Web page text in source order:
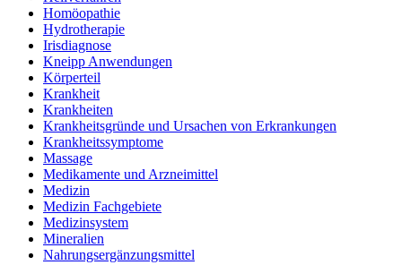
Homöopathie
Hydrotherapie
Irisdiagnose
Kneipp Anwendungen
Körperteil
Krankheit
Krankheiten
Krankheitsgründe und Ursachen von Erkrankungen
Krankheitssymptome
Massage
Medikamente und Arzneimittel
Medizin
Medizin Fachgebiete
Medizinsystem
Mineralien
Nahrungsergänzungsmittel